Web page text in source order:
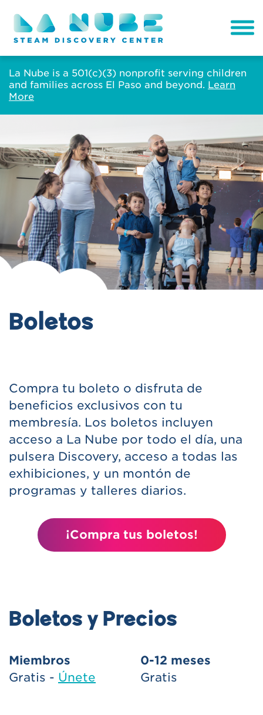
La Nube is a 501(c)(3) nonprofit serving children
and families across El Paso and beyond. Learn
More
Boletos
Compra tu boleto o disfruta de
beneficios exclusivos con tu
membresía. Los boletos incluyen
acceso a La Nube por todo el día, una
pulsera Discovery, acceso a todas las
exhibiciones, y un montón de
programas y talleres diarios.
¡Compra tus boletos!
Boletos y Precios
Miembros
Gratis - Únete
0-12 meses
Gratis